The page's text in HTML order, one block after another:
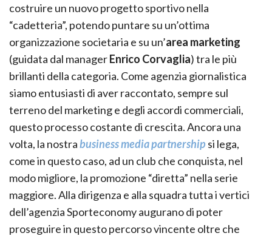
costruire un nuovo progetto sportivo nella
“cadetteria”, potendo puntare su un’ottima
organizzazione societaria e su un’area marketing
(guidata dal managerEnrico Corvaglia) tra le più
brillanti della categoria. Come agenzia giornalistica
siamo entusiasti di aver raccontato, sempre sul
terreno del marketing e degli accordi commerciali,
questo processo costante di crescita. Ancora una
volta, la nostrabusiness media partnershipsi lega,
come in questo caso, ad un club che conquista, nel
modo migliore, la promozione “diretta” nella serie
maggiore. Alla dirigenza e alla squadra tutta i vertici
dell’agenzia Sporteconomy augurano di poter
proseguire in questo percorso vincente oltre che